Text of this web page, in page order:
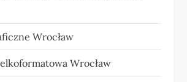
Wrocław
Wrocław